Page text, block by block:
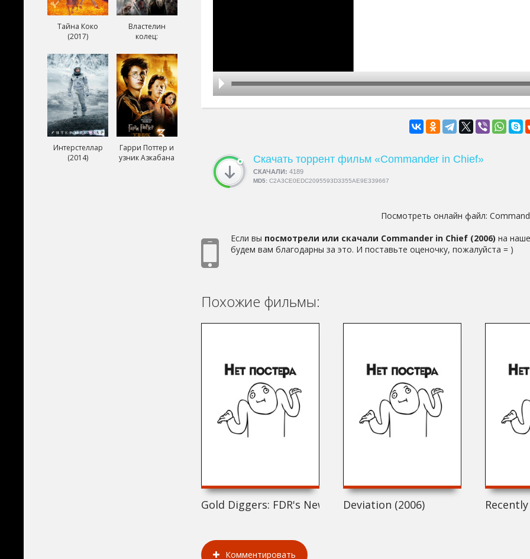
Скачать торрент фильм «Commander in Chief»
СКАЧАЛИ: 4189
MD5: C2A3CE0EDC2095593D3355AE9E339667
Посмотреть онлайн файл:
Если вы посмотрели или скачали Commander in Chief (2006) на
будем вам благодарны за это. И поставьте оценочку, пожалуйста = )
Похожие фильмы:
Gold Diggers: FDR's New Deal... Broadway Bound (2006)
Deviation (2006)
Комментировать
Тайна Коко
(2017)
Властелин
колец:
короля (2003)
Интерстеллар
(2014)
Гарри Поттер и
узник Азкабана